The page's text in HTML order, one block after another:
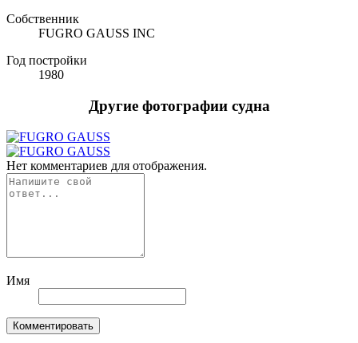
Собственник
FUGRO GAUSS INC
Год постройки
1980
Другие фотографии судна
Нет комментариев для отображения.
Имя
Комментировать